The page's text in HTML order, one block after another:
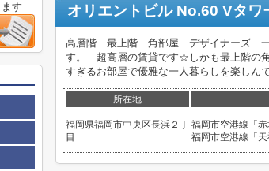
オリエントビル No.60 Vタワ
高層階 最上階 角部屋 デザイナーズ 一
す。 超高層の賃貸です☆しかも最上階の
すぎるお部屋で優雅な一人暮らしを楽しん
所在地
福岡県福岡市中央区長浜２丁
目
福岡市空港線「
福岡市空港線「
す